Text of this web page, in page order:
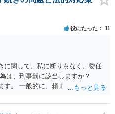
役にたった 11
に関して、私に断りもなく、委任
為は、刑事罰に該当しますか？
す。 一般的に、頼まれた（委任さ
とはまでは依頼の範囲ではない